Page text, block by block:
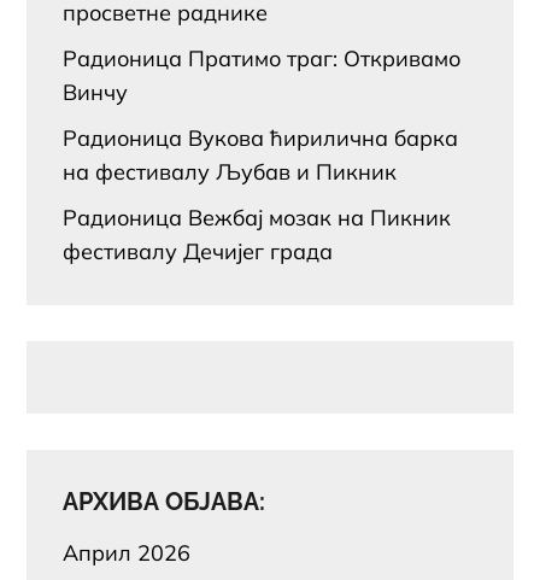
просветне раднике
Радионица Пратимо траг: Откривамо
Винчу
Радионица Вукова ћирилична барка
на фестивалу Љубав и Пикник
Радионица Вежбај мозак на Пикник
фестивалу Дечијег града
АРХИВА ОБЈАВА:
Април 2026